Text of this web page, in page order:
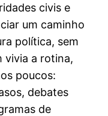
civis e
um caminho
política, sem
vivia a rotina,
poucos:
debates
de